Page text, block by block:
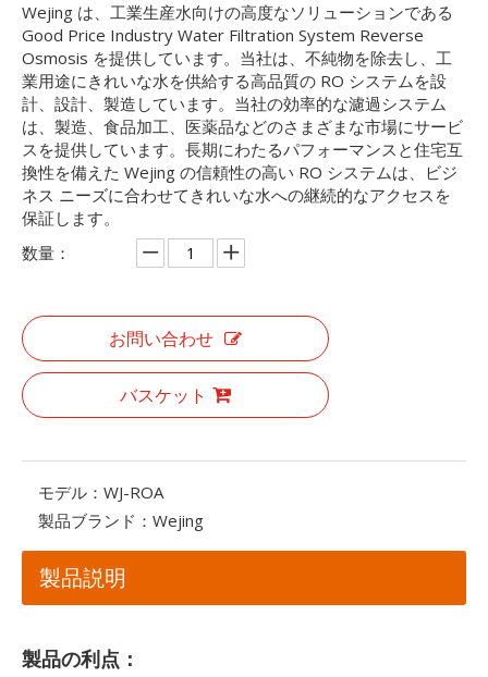
Wejing は、工業生産水向けの高度なソリューションである
Good Price Industry Water Filtration System Reverse
Osmosis を提供しています。当社は、不純物を除去し、工
業用途にきれいな水を供給する高品質の RO システムを設
計、設計、製造しています。当社の効率的な濾過システム
は、製造、食品加工、医薬品などのさまざまな市場にサービ
スを提供しています。長期にわたるパフォーマンスと住宅互
換性を備えた Wejing の信頼性の高い RO システムは、ビジ
ネス ニーズに合わせてきれいな水への継続的なアクセスを
保証します。
数量：
お問い合わせ
バスケット
モデル： WJ-ROA
製品ブランド： Wejing
製品説明
製品の利点：